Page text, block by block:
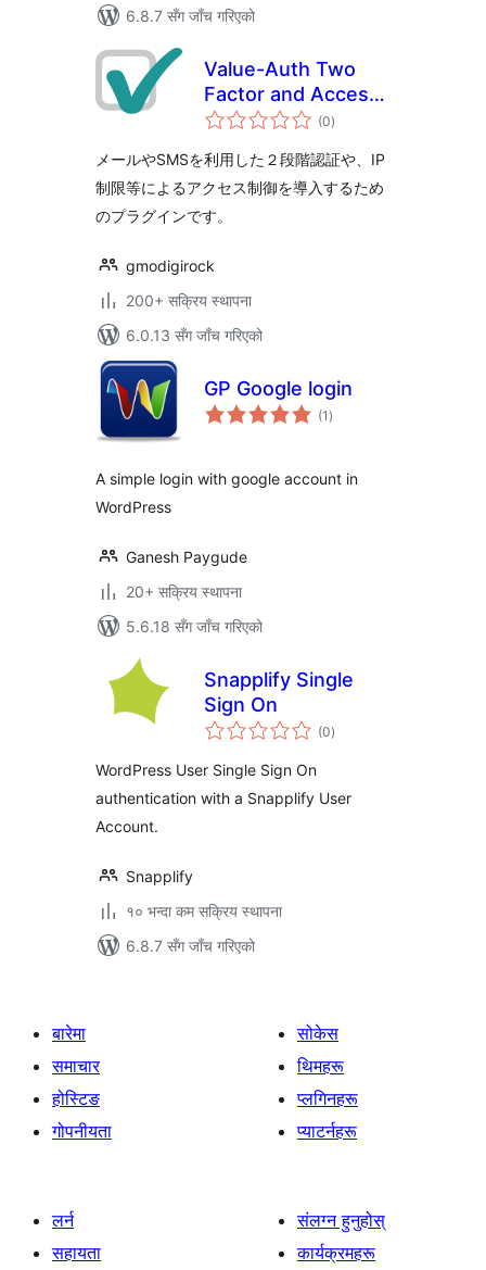
6.8.7 सँग जाँच गरिएको
Value-Auth Two
Factor and Access
Control
(0कुल
रेटिङ्गहरू
)
メールやSMSを利用した２段階認証や、IP
制限等によるアクセス制御を導入するため
のプラグインです。
gmodigirock
200+ सक्रिय स्थापना
6.0.13 सँग जाँच गरिएको
GP Google login
(1 कुल
रेटिङ्गहरू
)
A simple login with google account in
WordPress
Ganesh Paygude
20+ सक्रिय स्थापना
5.6.18 सँग जाँच गरिएको
Snapplify Single
Sign On
(0कुल
रेटिङ्गहरू
)
WordPress User Single Sign On
authentication with a Snapplify User
Account.
Snapplify
१० भन्दा कम सक्रिय स्थापना
6.8.7 सँग जाँच गरिएको
बारेमा
समाचार
होस्टिङ
गोपनीयता
सोकेस
थिमहरू
प्लगिनहरू
प्याटर्नहरू
लर्न
सहायता
संलग्न हुनुहोस्
कार्यक्रमहरू